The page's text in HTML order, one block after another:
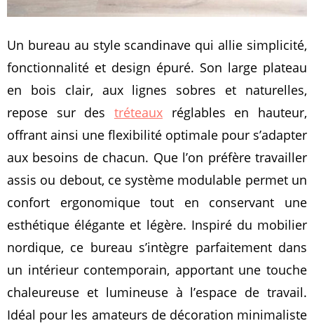
Un bureau au style scandinave qui allie simplicité,
fonctionnalité et design épuré. Son large plateau
en bois clair, aux lignes sobres et naturelles,
repose sur des tréteaux réglables en hauteur,
offrant ainsi une flexibilité optimale pour s’adapter
aux besoins de chacun. Que l’on préfère travailler
assis ou debout, ce système modulable permet un
confort ergonomique tout en conservant une
esthétique élégante et légère. Inspiré du mobilier
nordique, ce bureau s’intègre parfaitement dans
un intérieur contemporain, apportant une touche
chaleureuse et lumineuse à l’espace de travail.
Idéal pour les amateurs de décoration minimaliste